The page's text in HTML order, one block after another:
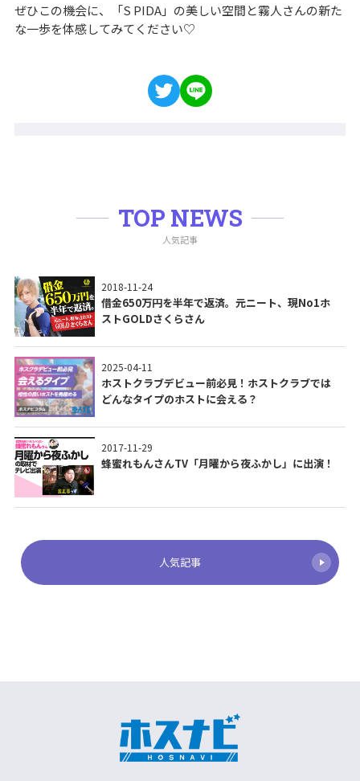
ぜひこの機会に、「S PIDA」の美しい空間と霧人さんの新た
な一歩を体感してみてください♡
TOP NEWS
人気記事
2018-11-24
借金650万円を半年で返済。元ニート、現No1ホ
ストGOLDさくらさん
2025-04-11
ホストクラブデビュー前必見！ホストクラブでは
どんなタイプのホストに会える？
2017-11-29
蜂蜜れもんさんTV「月曜から夜ふかし」に出演！
人気記事